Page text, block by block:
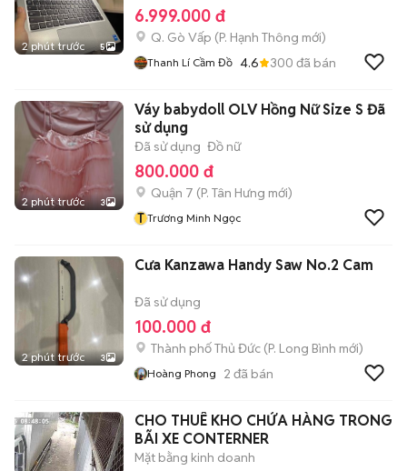
2 phút trước 5
6.999.000 đ
Q. Gò Vấp (P. Hạnh Thông mới)
Thanh Lí Cầm Đồ 4.6 300 đã bán
2 phút trước 3
Váy babydoll OLV Hồng Nữ Size S Đã
sử dụng
Đã sử dụng Đồ nữ
800.000 đ
Quận 7 (P. Tân Hưng mới)
T Trương Minh Ngọc
2 phút trước 3
Cưa Kanzawa Handy Saw No.2 Cam
Đã sử dụng
100.000 đ
Thành phố Thủ Đức (P. Long Bình mới)
Hoàng Phong 2 đã bán
CHO THUÊ KHO CHỨA HÀNG TRONG
BÃI XE CONTERNER
Mặt bằng kinh doanh